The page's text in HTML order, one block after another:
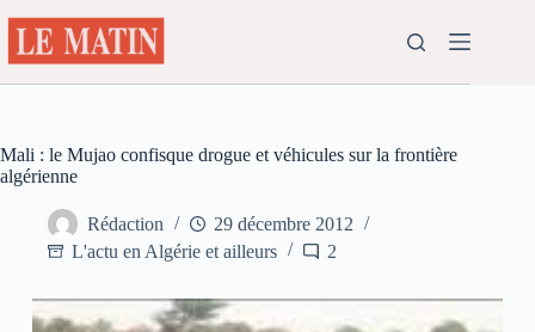
au
contenu
Mali : le Mujao confisque drogue et véhicules sur la frontière
algérienne
Rédaction
29 décembre 2012
L'actu en Algérie et ailleurs
2